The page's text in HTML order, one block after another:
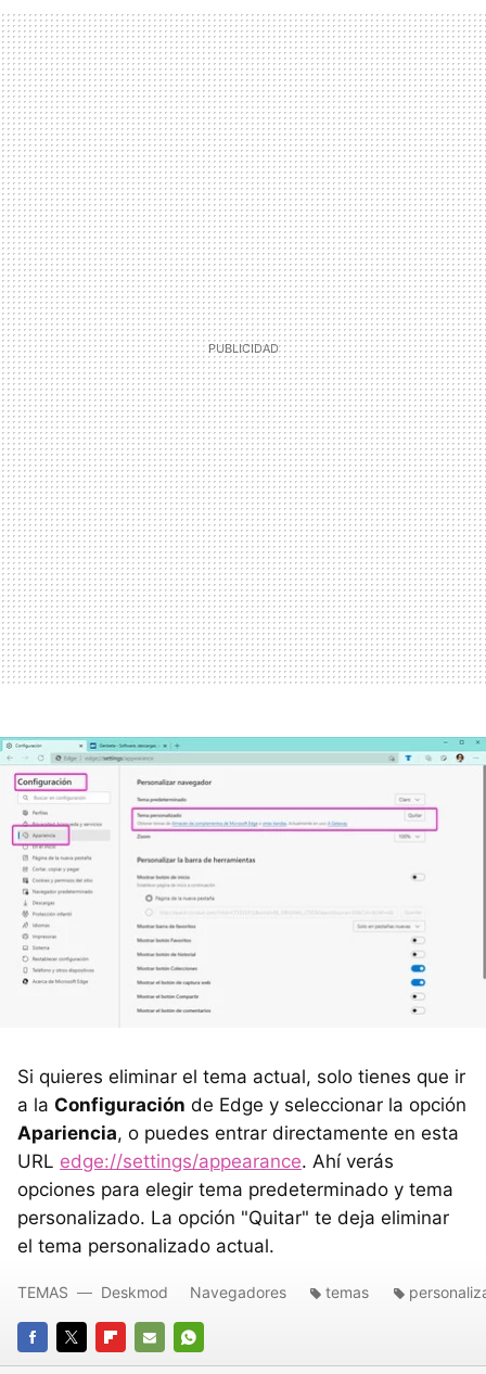
Si quieres eliminar el tema actual, solo tienes que ir
a la Configuración de Edge y seleccionar la opción
Apariencia, o puedes entrar directamente en esta
URL edge://settings/appearance. Ahí verás
opciones para elegir tema predeterminado y tema
personalizado. La opción "Quitar" te deja eliminar
el tema personalizado actual.
FACEBOOK
TWITTERFLIPBOARD
E- WHATSAPP
TEMAS Deskmod Navegadores temas